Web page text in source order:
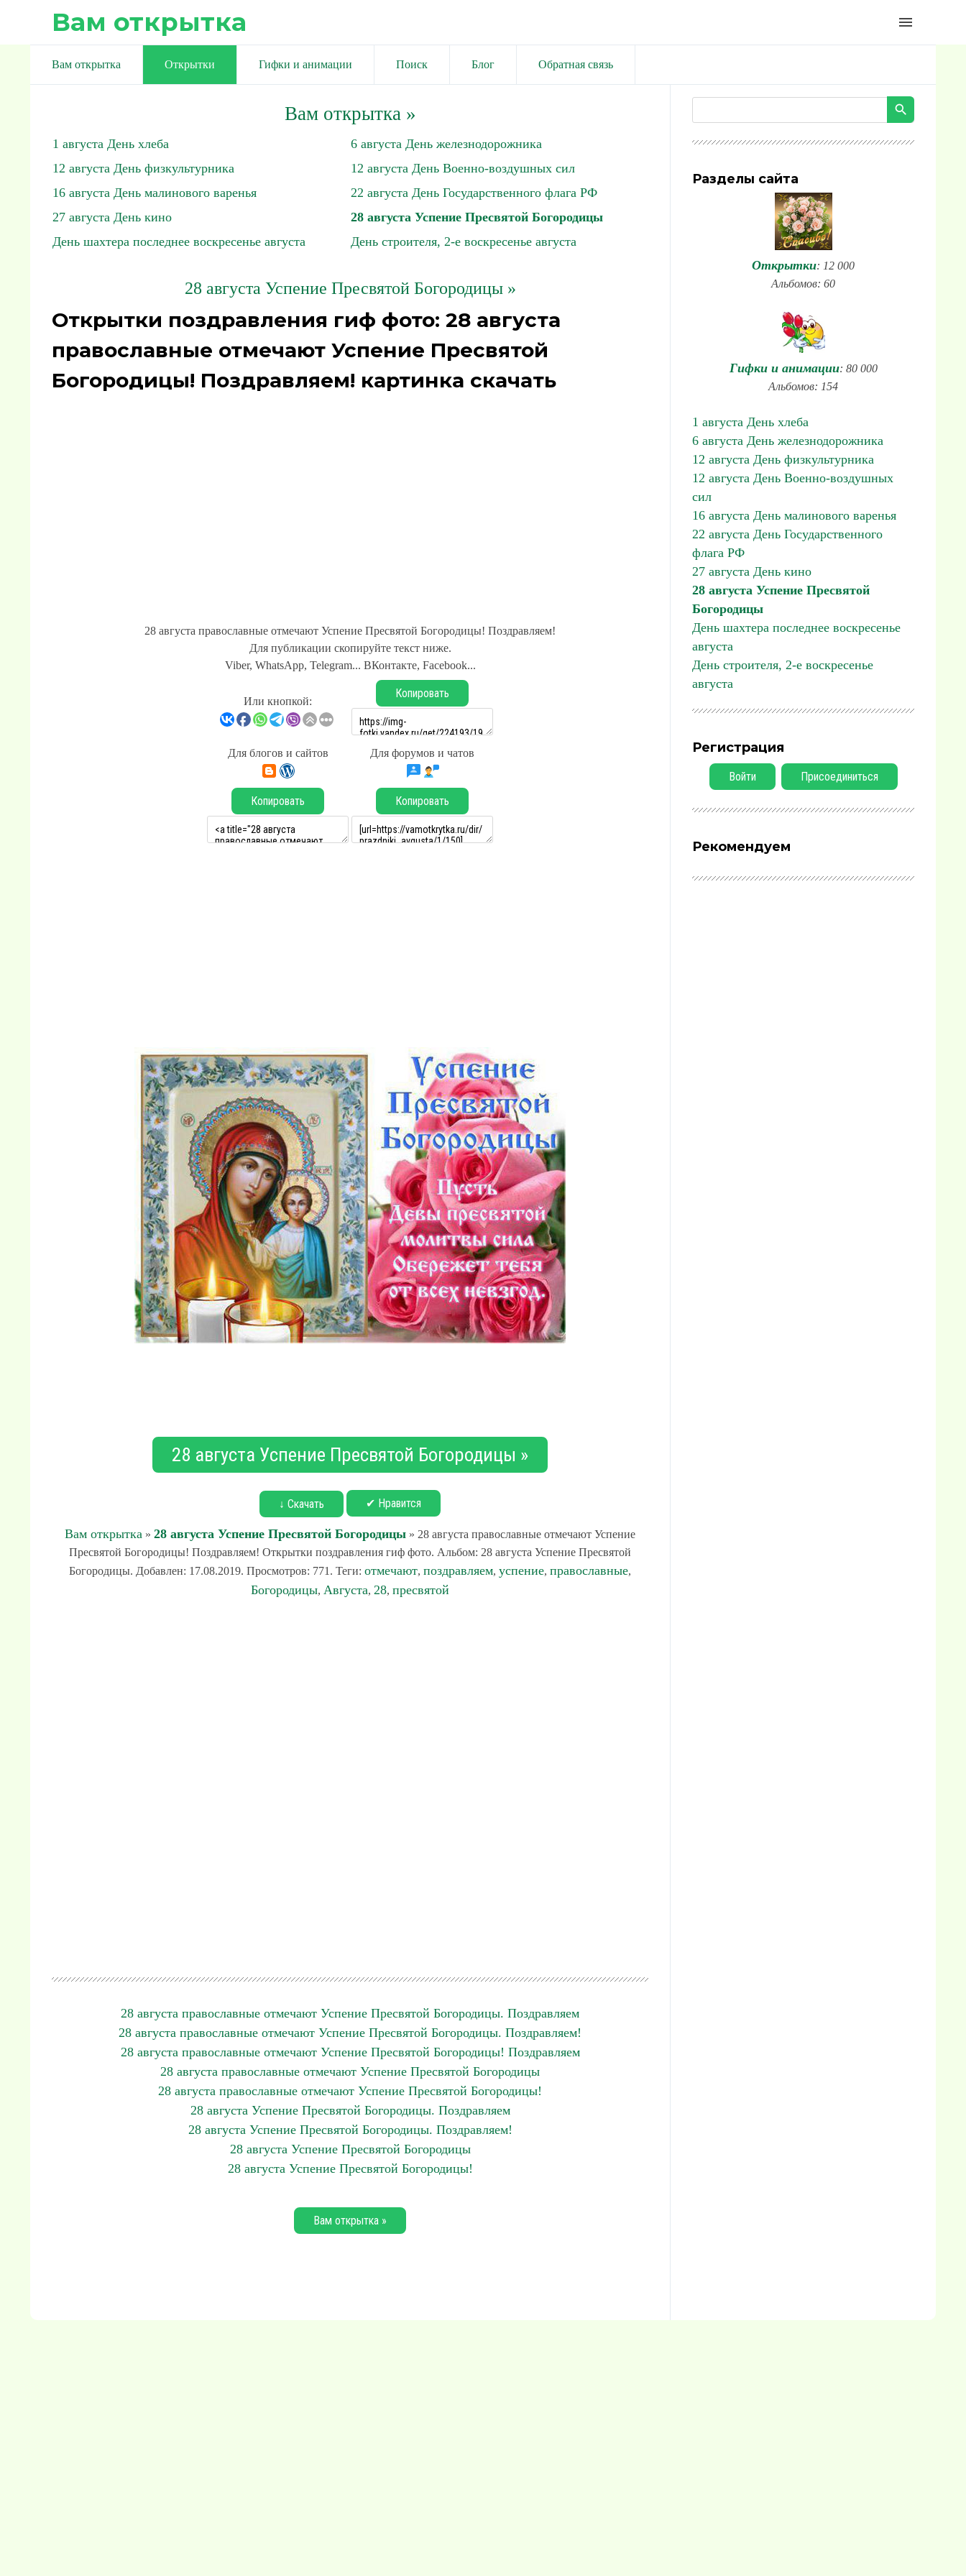
Вам открытка menu
Вам открытка Открытки Гифки и анимации Поиск Блог Обратная связь
Вам открытка»
1 августа День хлеба
6 августа День железнодорожника
12 августа День физкультурника
12 августа День Военно-воздушных сил
16 августа День малинового варенья
22 августа День Государственного флага РФ
27 августа День кино
28 августа Успение Пресвятой Богородицы
День шахтера последнее воскресенье августа
День строителя, 2-е воскресенье августа
28 августа Успение Пресвятой Богородицы »
Открытки поздравления гиф фото: 28 августа
православные отмечают Успение Пресвятой
Богородицы! Поздравляем! картинка скачать
28 августа православные отмечают Успение Пресвятой Богородицы! Поздравляем!
Для публикации скопируйте текст ниже.
Viber, WhatsApp, Telegram... ВКонтакте, Facebook...
Или кнопкой:
Копировать
Для блогов и сайтов Для форумов и чатов
Копировать Копировать
28 августа Успение Пресвятой Богородицы »
↓ Скачать ✔ Нравится
Вам открытка » 28 августа Успение Пресвятой Богородицы » 28 августа православные отмечают Успение
Пресвятой Богородицы! Поздравляем! Открытки поздравления гиф фото. Альбом: 28 августа Успение Пресвятой
Богородицы. Добавлен: 17.08.2019. Просмотров: 771. Теги: отмечают, поздравляем, успение, православные,
Богородицы, Августа, 28, пресвятой
28 августа православные отмечают Успение Пресвятой Богородицы. Поздравляем
28 августа православные отмечают Успение Пресвятой Богородицы. Поздравляем!
28 августа православные отмечают Успение Пресвятой Богородицы! Поздравляем
28 августа православные отмечают Успение Пресвятой Богородицы
28 августа православные отмечают Успение Пресвятой Богородицы!
28 августа Успение Пресвятой Богородицы. Поздравляем
28 августа Успение Пресвятой Богородицы. Поздравляем!
28 августа Успение Пресвятой Богородицы
28 августа Успение Пресвятой Богородицы!
Вам открытка »
Разделы сайта
Открытки: 12 000
Альбомов: 60
Гифки и анимации: 80 000
Альбомов: 154
1 августа День хлеба
6 августа День железнодорожника
12 августа День физкультурника
12 августа День Военно-воздушных
сил
16 августа День малинового варенья
22 августа День Государственного
флага РФ
27 августа День кино
28 августа Успение Пресвятой
Богородицы
День шахтера последнее воскресенье
августа
День строителя, 2-е воскресенье
августа
Регистрация
Войти Присоединиться
Рекомендуем